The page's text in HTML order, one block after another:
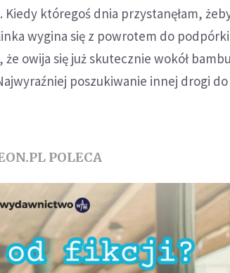
któregoś dnia przystanęłam,
wygina się z powrotem do
owija się już skutecznie wokół
poszukiwanie innej drogi
POLECA